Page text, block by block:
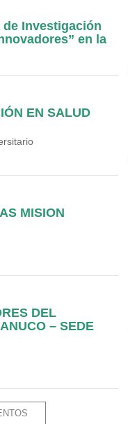
Investigación
en la
EN SALUD
MISION
DEL
– SEDE